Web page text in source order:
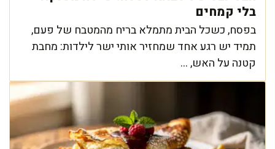
בלי קמחים
בפסח, כשכל הבית מתמלא בריח מהמטבח של פעם,
תמיד יש רגע אחד שמחזיר אותי ישר לילדות: מחבת
קטנה על האש, ...